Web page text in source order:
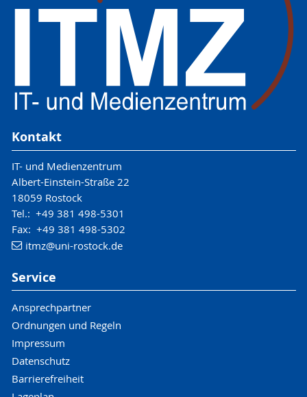
Kontakt
IT- und Medienzentrum
Albert-Einstein-Straße 22
18059 Rostock
Tel.: +49 381 498-5301
Fax: +49 381 498-5302
itmz@uni-rostock.de
Service
Ansprechpartner
Ordnungen und Regeln
Impressum
Datenschutz
Barrierefreiheit